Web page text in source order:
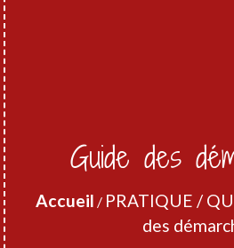
Guide des
Accueil / PRATIQUE /
des